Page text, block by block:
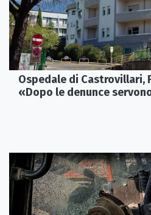
Ospedale di Castrovillari,
«Dopo le denunce